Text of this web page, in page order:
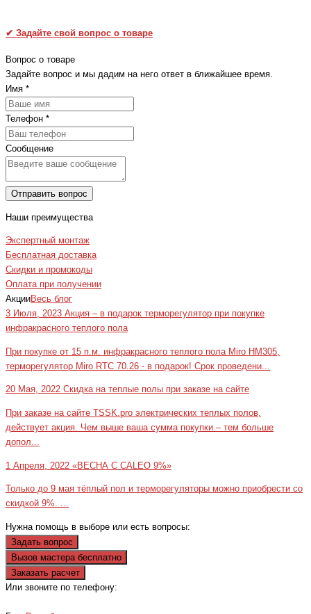
✔ Задайте свой вопрос о товаре
Вопрос о товаре
Задайте вопрос и мы дадим на него ответ в ближайшее время.
Имя *
Телефон *
Сообщение
Отправить вопрос
Наши преимущества
Экспертный монтаж
Бесплатная доставка
Скидки и промокоды
Оплата при получении
АкцииВесь блог
3 Июля, 2023 Акция – в подарок терморегулятор при покупке
инфракрасного теплого пола
При покупке от 15 п.м. инфракрасного теплого пола Miro HM305,
терморегулятор Miro RTC 70.26 - в подарок! Срок проведени...
20 Мая, 2022 Скидка на теплые полы при заказе на сайте
При заказе на сайте TSSK.pro электрических теплых полов,
действует акция. Чем выше ваша сумма покупки – тем больше
допол...
1 Апреля, 2022 «ВЕСНА С CALEO 9%»
Только до 9 мая тёплый пол и терморегуляторы можно приобрести со
скидкой 9%. ...
Нужна помощь в выборе или есть вопросы:
Задать вопрос
Вызов мастера бесплатно
Заказать расчет
Или звоните по телефону: